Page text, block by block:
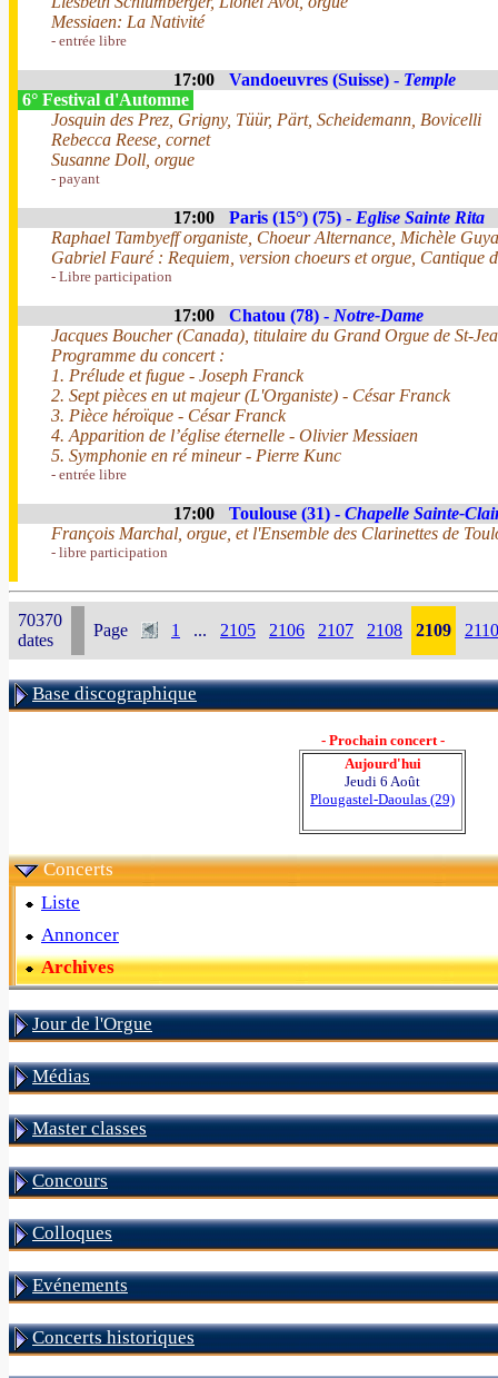
Messiaen: La Nativité
- entrée libre
17:00 Vandoeuvres (Suisse) - Temple
6° Festival d'Automne
Josquin des Prez, Grigny, Tüür, Pärt, Scheidemann, Bovicelli
Rebecca Reese, cornet
Susanne Doll, orgue
- payant
17:00 Paris (15°) (75) - Eglise Sainte Rita
Raphael Tambyeff organiste, Choeur Alternance, Michèle
Gabriel Fauré : Requiem, version choeurs et orgue, Cantique
- Libre participation
17:00 Chatou (78) - Notre-Dame
Jacques Boucher (Canada), titulaire du Grand Orgue de St-
Programme du concert :
1. Prélude et fugue - Joseph Franck
2. Sept pièces en ut majeur (L'Organiste) - César Franck
3. Pièce héroïque - César Franck
4. Apparition de l’église éternelle - Olivier Messiaen
5. Symphonie en ré mineur - Pierre Kunc
- entrée libre
17:00 Toulouse (31) - Chapelle Sainte-
François Marchal, orgue, et l'Ensemble des Clarinettes de
- libre participation
70370
dates
Page 1 ... 2105 2106 2107 2108 2109 2110
Base discographique
- Prochain concert -
Aujourd'hui
Jeudi 6 Août
Plougastel-Daoulas (29)
Concerts
Liste
Annoncer
Archives
Jour de l'Orgue
Médias
Master classes
Concours
Colloques
Evénements
Concerts historiques